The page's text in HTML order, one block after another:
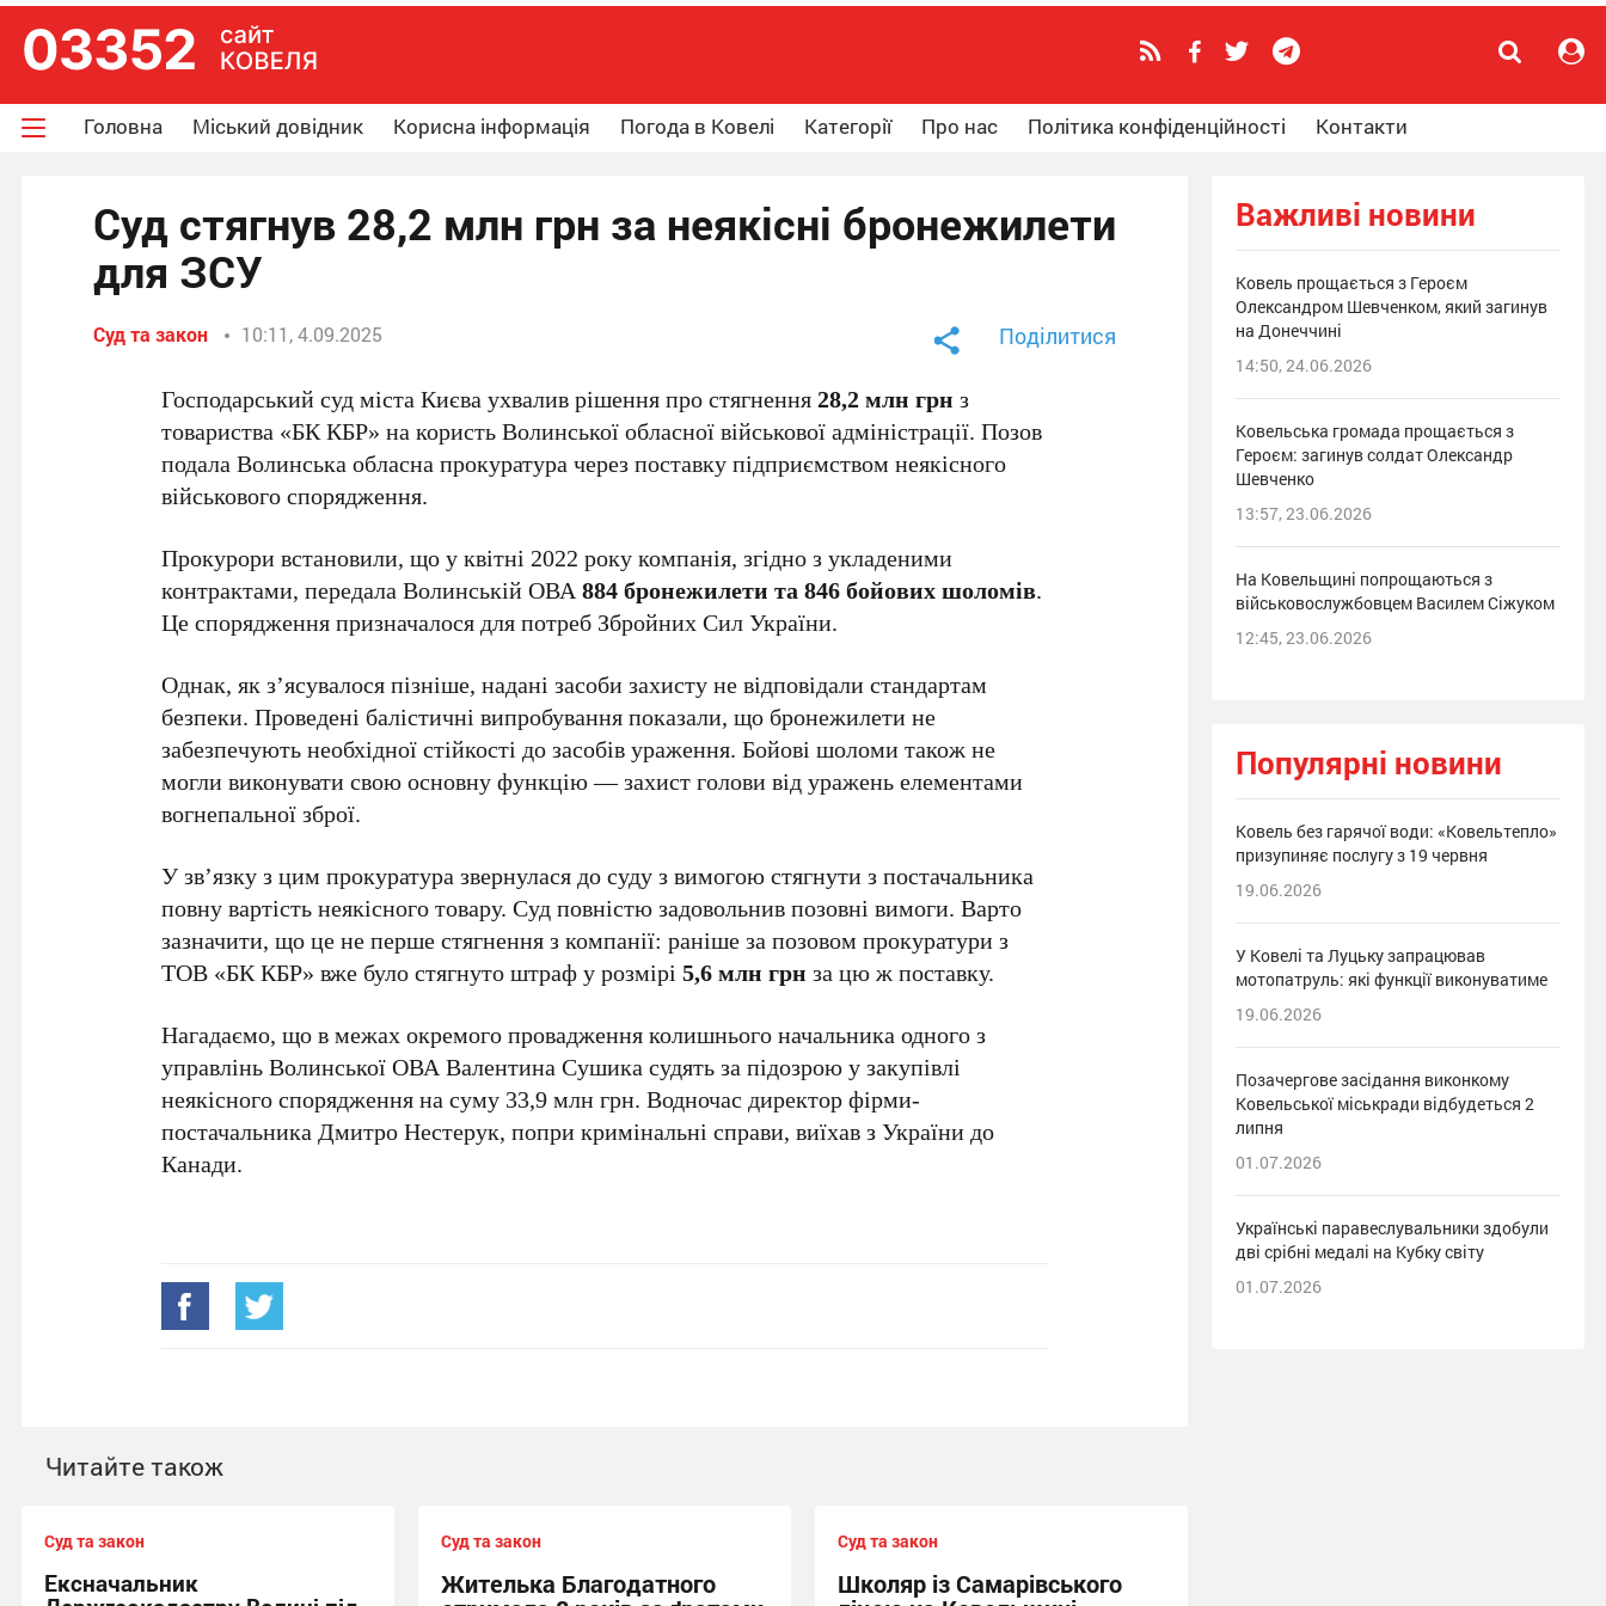
Головна Міський довідник Корисна інформація Погода в Ковелі Категорії Про нас Політика конфіденційності Контакти
Суд стягнув 28,2 млн грн за неякісні бронежилети
для ЗСУ
Суд та закон 10:11, 4.09.2025 Поділитися
Господарський суд міста Києва ухвалив рішення про стягнення28,2 млн грн з
товариства «БК КБР» на користь Волинської обласної військової адміністрації. Позов
подала Волинська обласна прокуратура через поставку підприємством неякісного
військового спорядження.
Прокурори встановили, що у квітні 2022 року компанія, згідно з укладеними
контрактами, передала Волинській ОВА884 бронежилети та 846 бойових шоломів.
Це спорядження призначалося для потреб Збройних Сил України.
Однак, як з’ясувалося пізніше, надані засоби захисту не відповідали стандартам
безпеки. Проведені балістичні випробування показали, що бронежилети не
забезпечують необхідної стійкості до засобів ураження. Бойові шоломи також не
могли виконувати свою основну функцію — захист голови від уражень елементами
вогнепальної зброї.
У зв’язку з цим прокуратура звернулася до суду з вимогою стягнути з постачальника
повну вартість неякісного товару. Суд повністю задовольнив позовні вимоги. Варто
зазначити, що це не перше стягнення з компанії: раніше за позовом прокуратури з
ТОВ «БК КБР» вже було стягнуто штраф у розмірі5,6 млн грн за цю ж поставку.
Нагадаємо, що в межах окремого провадження колишнього начальника одного з
управлінь Волинської ОВА Валентина Сушика судять за підозрою у закупівлі
неякісного спорядження на суму 33,9 млн грн. Водночас директор фірми-
постачальника Дмитро Нестерук, попри кримінальні справи, виїхав з України до
Канади.
Читайте також
Суд та закон
Ексначальник
Суд та закон
Жителька Благодатного
Суд та закон
Школяр із Самарівського
Важливі новини
Ковель прощається з Героєм
Олександром Шевченком, який загинув
на Донеччині
14:50, 24.06.2026
Ковельська громада прощається з
Героєм: загинув солдат Олександр
Шевченко
13:57, 23.06.2026
На Ковельщині попрощаються з
військовослужбовцем Василем Сіжуком
12:45, 23.06.2026
Популярні новини
Ковель без гарячої води: «Ковельтепло»
призупиняє послугу з 19 червня
19.06.2026
У Ковелі та Луцьку запрацював
мотопатруль: які функції виконуватиме
19.06.2026
Позачергове засідання виконкому
Ковельської міськради відбудеться 2
липня
01.07.2026
Українські паравеслувальники здобули
дві срібні медалі на Кубку світу
01.07.2026